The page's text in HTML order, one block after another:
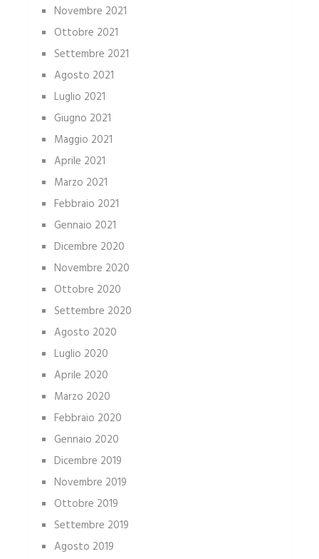
Novembre 2021
Ottobre 2021
Settembre 2021
Agosto 2021
Luglio 2021
Giugno 2021
Maggio 2021
Aprile 2021
Marzo 2021
Febbraio 2021
Gennaio 2021
Dicembre 2020
Novembre 2020
Ottobre 2020
Settembre 2020
Agosto 2020
Luglio 2020
Aprile 2020
Marzo 2020
Febbraio 2020
Gennaio 2020
Dicembre 2019
Novembre 2019
Ottobre 2019
Settembre 2019
Agosto 2019